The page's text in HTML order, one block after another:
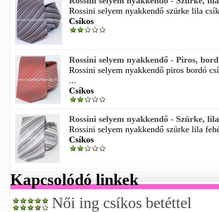
Rossini selyem nyakkendő szürke lila
Csíkos
Rossini selyem nyakkendő - Piros,
Rossini selyem nyakkendő piros bordó
...
Csíkos
Rossini selyem nyakkendő - Szürke,
Rossini selyem nyakkendő szürke lila
Csíkos
Kapcsolódó linkek
Női ing csíkos betéttel